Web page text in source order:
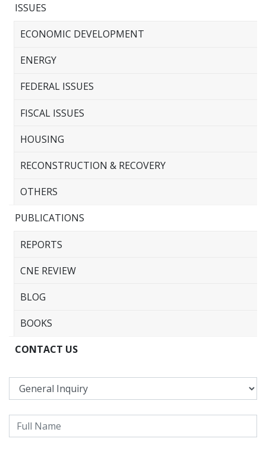
ISSUES
ECONOMIC DEVELOPMENT
ENERGY
FEDERAL ISSUES
FISCAL ISSUES
HOUSING
RECONSTRUCTION & RECOVERY
OTHERS
PUBLICATIONS
REPORTS
CNE REVIEW
BLOG
BOOKS
CONTACT US